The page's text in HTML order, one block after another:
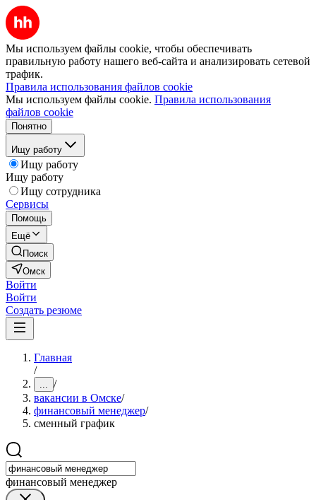
Мы используем файлы cookie, чтобы обеспечивать
правильную работу нашего веб-сайта и анализировать сетевой
трафик.
Правила использования файлов cookie
Мы используем файлы cookie. Правила использования
файлов cookie
Понятно
Ищу работу
Ищу работу
Ищу работу
Ищу сотрудника
Сервисы
Помощь
Ещё
Поиск
Омск
Войти
Войти
Создать резюме
Главная
/
... /
вакансии в Омске/
финансовый менеджер/
сменный график
финансовый менеджер